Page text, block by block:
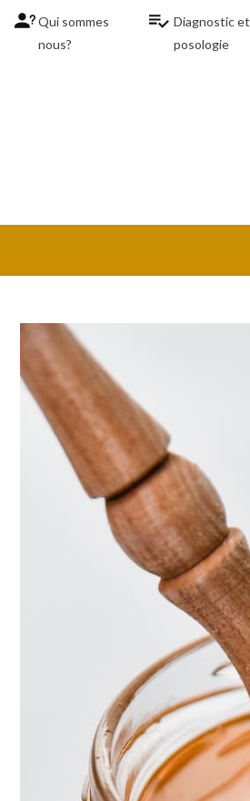
Qui sommes
nous?
Diagnostic et
posologie